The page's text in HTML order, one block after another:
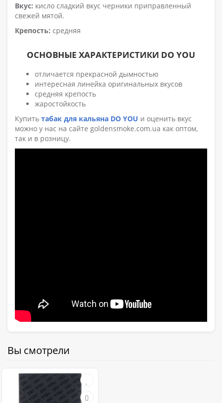
Вкус: кисло сладкий вкус черники приправленный
свежей мятой.
Крепость: средняя
ОСНОВНЫЕ ХАРАКТЕРИСТИКИ DO YOU
отличается прекрасной дымностью
интересная линейка оригинальных вкусов
средняя крепость
жаростойкость
Купить табак для кальяна DO YOU и оценить вкус
можно у нас на сайте goldensmoke.com.ua как оптом,
так и в розницу.
Вы смотрели